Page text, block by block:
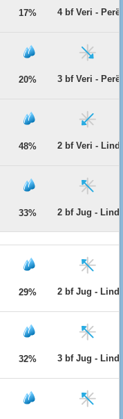
17% 4 bf Veri -
20% 3 bf Veri -
48% 2 bf Veri -
33% 2 bf Jug -
29% 2 bf Jug -
32% 3 bf Jug -